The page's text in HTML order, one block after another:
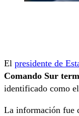
El presidente de
Comando Sur
identificado como
La información fue